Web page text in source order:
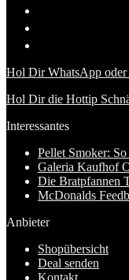
Hol Dir WhatsApp oder
Hol Dir die Hottip
Interessantes
Pellet Smoker:
Galeria Kaufhof
Die Bratpfannen
McDonalds
Anbieter
Shopübersicht
Deal senden
Kontakt